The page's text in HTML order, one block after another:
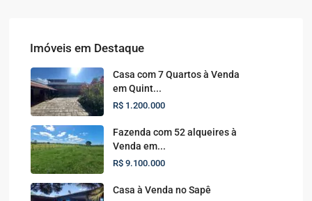
Imóveis em Destaque
Casa com 7 Quartos à Venda
em Quint...
R$ 1.200.000
Fazenda com 52 alqueires à
Venda em...
R$ 9.100.000
Casa à Venda no Sapê